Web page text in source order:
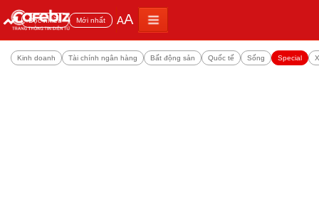
Đọc nhiều Mới nhất AA
Kinh doanh Tài chính ngân hàng Bất động sản Quốc tế Sống Special